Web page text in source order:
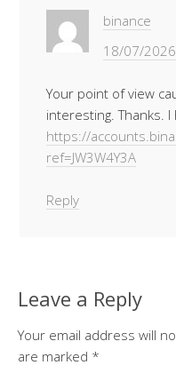
binance
18/07/
Your point of view
interesting. Thanks.
https://
ref=JW3W4Y3A
Reply
Leave a Reply
Your email address will
are marked *